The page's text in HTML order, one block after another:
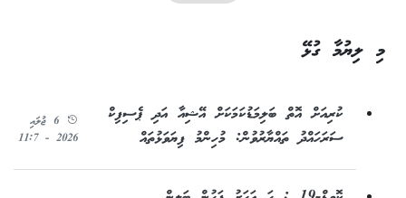
މި ލިޔުމާ ގުޅޭ
ކުރިއަށް އޮތް ބަލިމަޑުކަމަކަށް އޭޝިއާ އަދި ޕެސިފިކް
ސަރަހައްދު ތައްޔާރުވުން: މުހިންމު ފިޔަވަޅުތައް
6 ޖުލައި
2026 - 11:7